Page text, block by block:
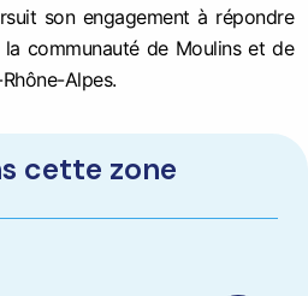
son engagement à répondre
communauté de Moulins et de
Alpes.
cette zone